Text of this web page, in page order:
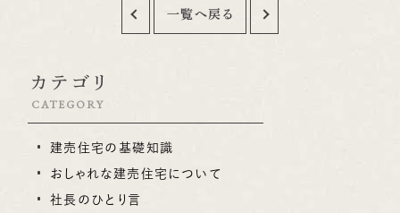
をきっかけに、これからはプライベートでも
ム）
一覧へ戻る
カテゴリ
CATEGORY
建売住宅の基礎知識
おしゃれな建売住宅について
社長のひとり言